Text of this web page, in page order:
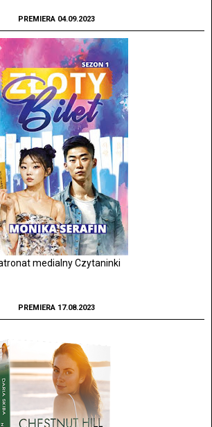
PREMIERA 04.09.2023
medialny Czytaninki
PREMIERA 17.08.2023